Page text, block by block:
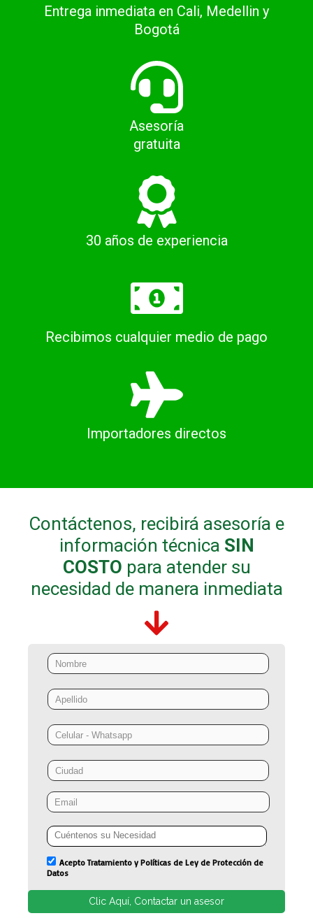
Entrega inmediata en Cali, Medellin y
Bogotá
Asesoría
gratuita
30 años de experiencia
Recibimos cualquier medio de pago
Importadores directos
Contáctenos, recibirá asesoría e
información técnica SIN
COSTO para atender su
necesidad de manera inmediata